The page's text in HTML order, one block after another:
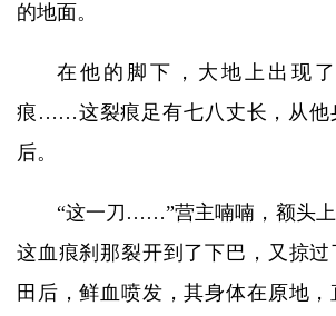
的地面。
在他的脚下，大地上出现
痕……这裂痕足有七八丈长，从他
后。
“这一刀……”营主喃喃，额头上
这血痕刹那裂开到了下巴，又掠
田后，鲜血喷发，其身体在原地，